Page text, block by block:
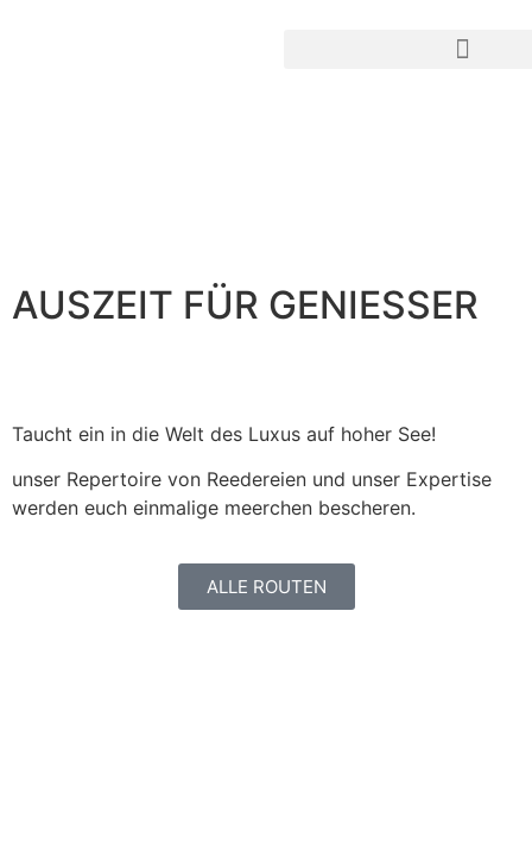
AUSZEIT FÜR GENIESSER
Taucht ein in die Welt des Luxus auf hoher See!
unser Repertoire von Reedereien und unser Expertise
werden euch einmalige meerchen bescheren.
ALLE ROUTEN